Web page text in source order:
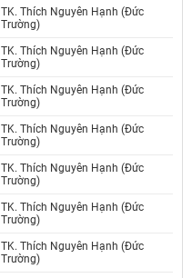
TK. Thích Nguyên Hạnh (Đức
Trường)
TK. Thích Nguyên Hạnh (Đức
Trường)
TK. Thích Nguyên Hạnh (Đức
Trường)
TK. Thích Nguyên Hạnh (Đức
Trường)
TK. Thích Nguyên Hạnh (Đức
Trường)
TK. Thích Nguyên Hạnh (Đức
Trường)
TK. Thích Nguyên Hạnh (Đức
Trường)